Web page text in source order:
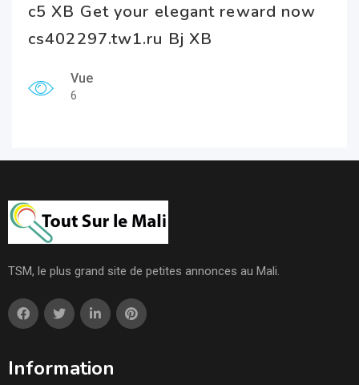
c5 XB Get your elegant reward now
cs402297.tw1.ru Bj XB
Vue
6
TSM, le plus grand site de petites annonces au Mali.
Information